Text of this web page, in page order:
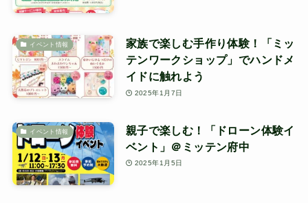
イベント情報
家族で楽しむ手作り体験！「ミッ
テンワークショップ」でハンドメ
イドに触れよう
2025年1月7日
イベント情報
親子で楽しむ！「ドローン体験イ
ベント」＠ミッテン府中
2025年1月5日